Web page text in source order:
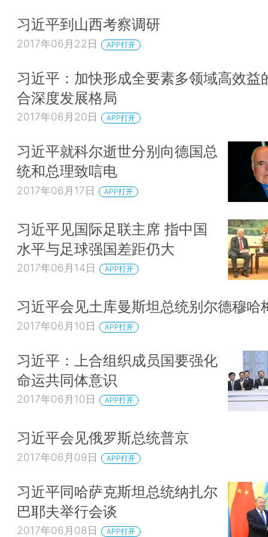
习近平到山西考察调研
2017年06月22日 APP打开
习近平：加快形成全要素多领域高效益
合深度发展格局
2017年06月20日 APP打开
习近平就科尔逝世分别向德国总
统和总理致唁电
2017年06月17日 APP打开
习近平见国际足联主席 指中国
水平与足球强国差距仍大
2017年06月14日 APP打开
习近平会见土库曼斯坦总统别尔德穆哈
2017年06月10日 APP打开
习近平：上合组织成员国要强化
命运共同体意识
2017年06月10日 APP打开
习近平会见俄罗斯总统普京
2017年06月09日 APP打开
习近平同哈萨克斯坦总统纳扎尔
巴耶夫举行会谈
2017年06月08日 APP打开